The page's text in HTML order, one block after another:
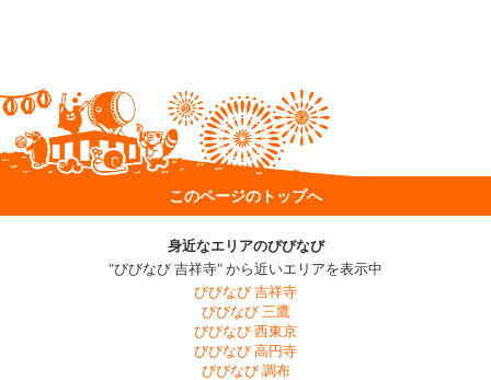
このページのトップへ
身近なエリアのびびなび
"びびなび 吉祥寺" から近いエリアを表示中
びびなび 吉祥寺
びびなび 三鷹
びびなび 西東京
びびなび 高円寺
びびなび 調布